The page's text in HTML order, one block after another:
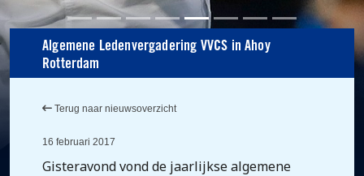
Algemene Ledenvergadering VVCS in Ahoy
Rotterdam
Terug naar nieuwsoverzicht
16 februari 2017
Gisteravond vond de jaarlijkse algemene